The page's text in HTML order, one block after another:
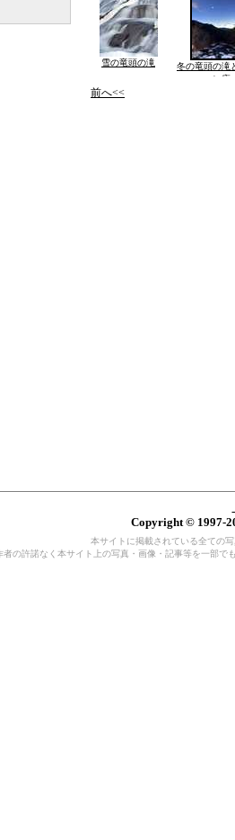
雪の竜頭の滝
冬の竜頭の滝
ン座
前へ<<
Copyright © 1997-
本サイトに掲載されている全ての
者の許諾なく本サイト上の写真・画像・記事等を一部で